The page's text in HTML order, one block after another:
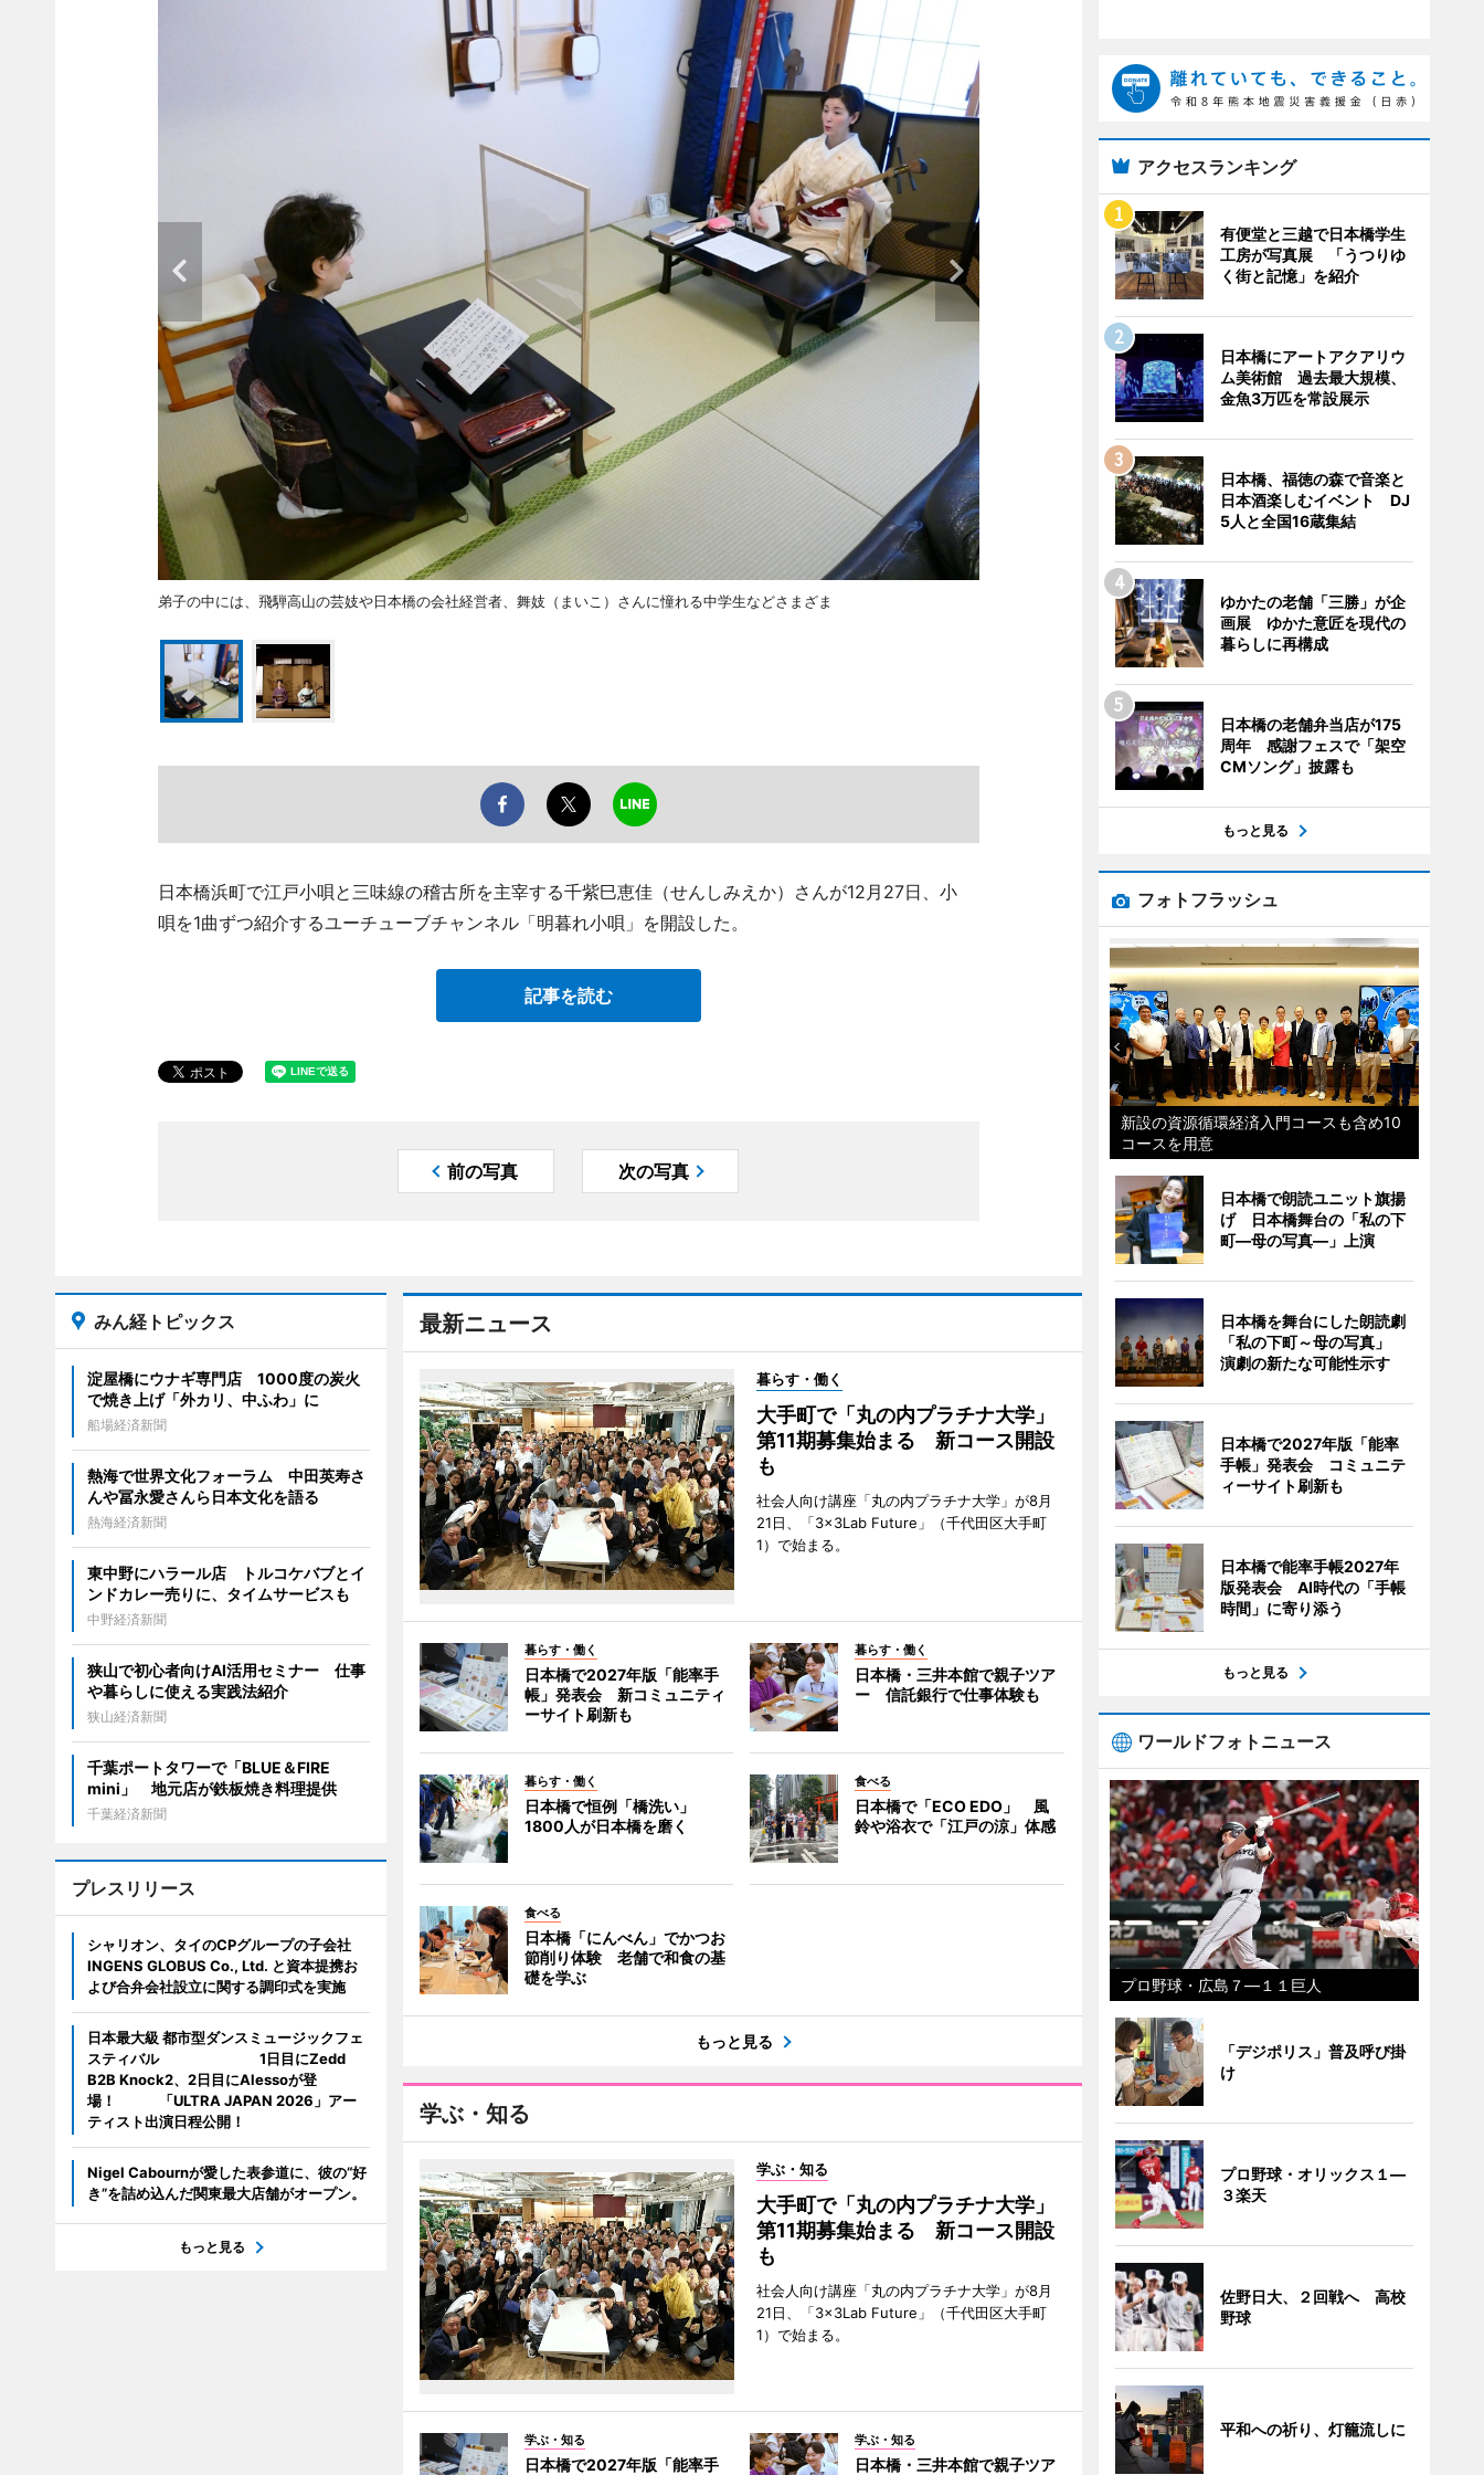
弟子の中には、飛騨高山の芸妓や日本橋の会社経営者、舞妓（まいこ）さんに憧れる中学生などさまざま
日本橋浜町で江戸小唄と三味線の稽古所を主宰する千紫巳恵佳（せんしみえか）さんが12月27日、小
唄を1曲ずつ紹介するユーチューブチャンネル「明暮れ小唄」を開設した。
記事を読む
前の写真 次の写真
最新ニュース
暮らす・働く
大手町で「丸の内プラチナ大学」
第11期募集始まる 新コース開設
も
社会人向け講座「丸の内プラチナ大学」が8月
21日、「3×3Lab Future」（千代田区大手町
1）で始まる。
暮らす・働く
日本橋で2027年版「能率手
帳」発表会 新コミュニティ
ーサイト刷新も
暮らす・働く
日本橋・三井本館で親子ツア
ー 信託銀行で仕事体験も
暮らす・働く
日本橋で恒例「橋洗い」
1800人が日本橋を磨く
食べる
日本橋で「ECO EDO」 風
鈴や浴衣で「江戸の涼」体感
食べる
日本橋「にんべん」でかつお
節削り体験 老舗で和食の基
礎を学ぶ
もっと見る
学ぶ・知る
学ぶ・知る
大手町で「丸の内プラチナ大学」
第11期募集始まる 新コース開設
も
社会人向け講座「丸の内プラチナ大学」が8月
21日、「3×3Lab Future」（千代田区大手町
1）で始まる。
学ぶ・知る
日本橋で2027年版「能率手
学ぶ・知る
日本橋・三井本館で親子ツア
みん経トピックス
淀屋橋にウナギ専門店 1000度の炭火
で焼き上げ「外カリ、中ふわ」に
船場経済新聞
熱海で世界文化フォーラム 中田英寿さ
んや冨永愛さんら日本文化を語る
熱海経済新聞
東中野にハラール店 トルコケバブとイ
ンドカレー売りに、タイムサービスも
中野経済新聞
狭山で初心者向けAI活用セミナー 仕事
や暮らしに使える実践法紹介
狭山経済新聞
千葉ポートタワーで「BLUE＆FIRE
mini」 地元店が鉄板焼き料理提供
千葉経済新聞
プレスリリース
シャリオン、タイのCPグループの子会社
INGENS GLOBUS Co., Ltd. と資本提携お
よび合弁会社設立に関する調印式を実施
日本最大級 都市型ダンスミュージックフェ
スティバル 1日目にZedd
B2B Knock2、2日目にAlessoが登
場！ 「ULTRA JAPAN 2026」アー
ティスト出演日程公開！
Nigel Cabournが愛した表参道に、彼の“好
き”を詰め込んだ関東最大店舗がオープン。
もっと見る
アクセスランキング
有便堂と三越で日本橋学生
工房が写真展 「うつりゆ
く街と記憶」を紹介
日本橋にアートアクアリウ
ム美術館 過去最大規模、
金魚3万匹を常設展示
日本橋、福徳の森で音楽と
日本酒楽しむイベント DJ
5人と全国16蔵集結
ゆかたの老舗「三勝」が企
画展 ゆかた意匠を現代の
暮らしに再構成
日本橋の老舗弁当店が175
周年 感謝フェスで「架空
CMソング」披露も
もっと見る
フォトフラッシュ
新設の資源循環経済入門コースも含め10
コースを用意
日本橋で朗読ユニット旗揚
げ 日本橋舞台の「私の下
町―母の写真―」上演
日本橋を舞台にした朗読劇
「私の下町～母の写真」
演劇の新たな可能性示す
日本橋で2027年版「能率
手帳」発表会 コミュニテ
ィーサイト刷新も
日本橋で能率手帳2027年
版発表会 AI時代の「手帳
時間」に寄り添う
もっと見る
ワールドフォトニュース
プロ野球・広島７―１１巨人
「デジポリス」普及呼び掛
け
プロ野球・オリックス１―
３楽天
佐野日大、２回戦へ 高校
野球
平和への祈り、灯籠流しに